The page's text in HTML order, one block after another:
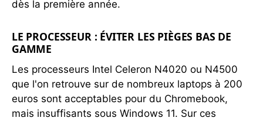
dès la première année.
LE PROCESSEUR : ÉVITER LES PIÈGES BAS DE
GAMME
Les processeurs Intel Celeron N4020 ou N4500
que l'on retrouve sur de nombreux laptops à 200
euros sont acceptables pour du Chromebook,
mais insuffisants sous Windows 11. Sur ces